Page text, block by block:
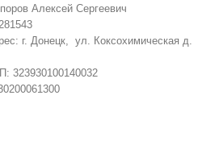
Алексей Сергеевич
г. Донецк, ул. Коксохимическая д.
323930100140032